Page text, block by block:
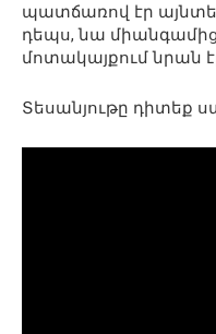
պատճառով էր
դեպս, նա
մոտակայքում նրան
Տեսանյութը դիտեք